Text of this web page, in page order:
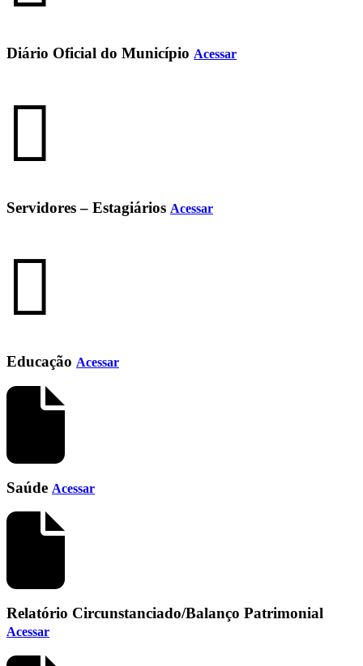
Diário Oficial do Município Acessar
Servidores – Estagiários Acessar
Educação Acessar
Saúde Acessar
Relatório Circunstanciado/Balanço Patrimonial
Acessar